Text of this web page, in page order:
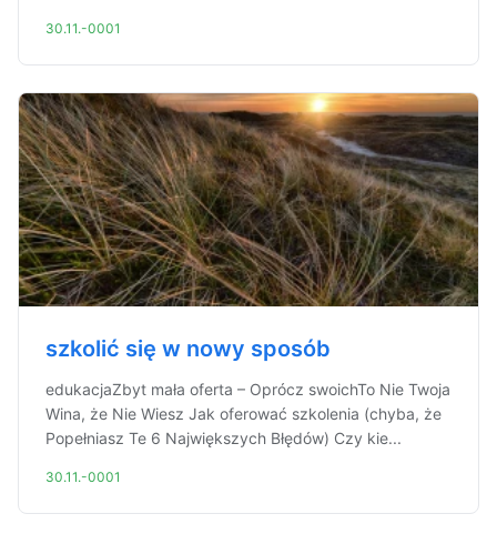
30.11.-0001
szkolić się w nowy sposób
edukacjaZbyt mała oferta – Oprócz swoichTo Nie Twoja
Wina, że Nie Wiesz Jak oferować szkolenia (chyba, że
Popełniasz Te 6 Największych Błędów) Czy kie...
30.11.-0001